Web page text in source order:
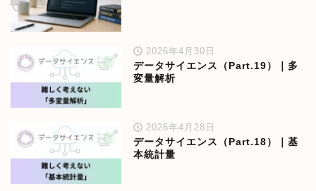
2026年4月30日
データサイエンス（Part.19）｜多
変量解析
2026年4月28日
データサイエンス（Part.18）｜基
本統計量